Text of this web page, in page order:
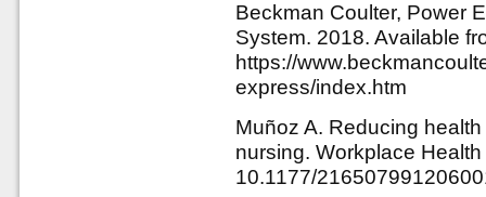
Beckman Coulter, Power
System. 2018. Available
https://
express/index.htm
Muñoz A. Reducing
nursing. Workplace
10.1177/